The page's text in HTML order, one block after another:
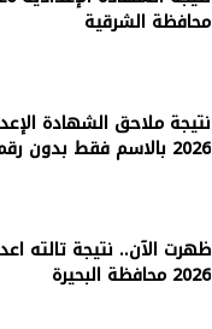
محافظة الشرقية
نتيجة ملاحق الشهادة
2026 بالاسم فقط بدون رقم الجلوس
ظهرت الآن.. نتيجة تالته
2026 محافظة البحيرة